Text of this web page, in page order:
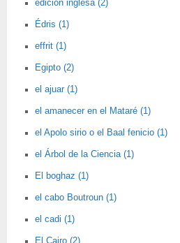
edición inglesa (2)
Édris (1)
effrit (1)
Egipto (2)
el ajuar (1)
el amanecer en el Mataré (1)
el Apolo sirio o el Baal fenicio (1)
el Árbol de la Ciencia (1)
El boghaz (1)
el cabo Boutroun (1)
el cadi (1)
El Cairo (2)